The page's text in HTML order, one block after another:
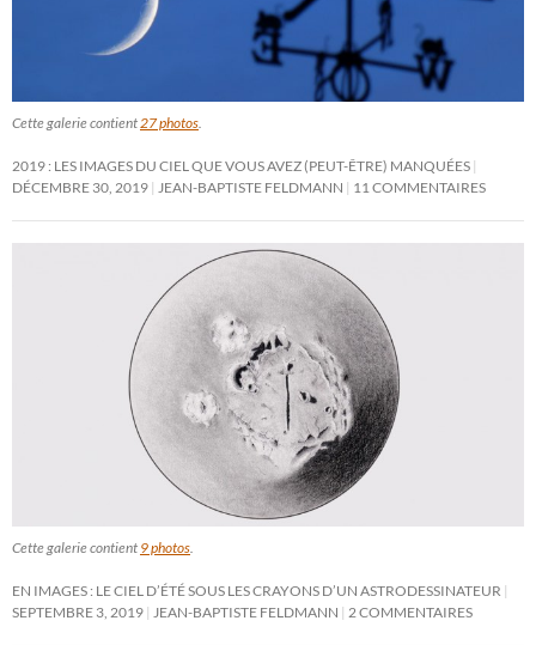
Cette galerie contient27 photos.
2019 : LES IMAGES DU CIEL QUE VOUS AVEZ (PEUT-ÊTRE) MANQUÉES
DÉCEMBRE 30, 2019 JEAN-BAPTISTE FELDMANN 11 COMMENTAIRES
Cette galerie contient 9 photos.
EN IMAGES : LE CIEL D’ÉTÉ SOUS LES CRAYONS D’UN ASTRODESSINATEUR
SEPTEMBRE 3, 2019 JEAN-BAPTISTE FELDMANN 2 COMMENTAIRES